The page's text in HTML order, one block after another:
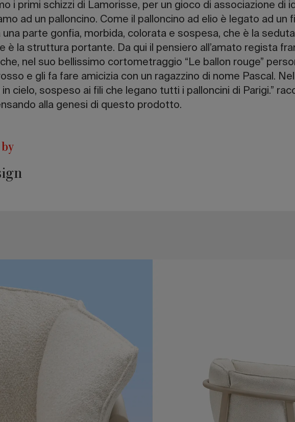
i primi schizzi di Lamorisse, per un gioco di associazione di
ad un palloncino. Come il palloncino ad elio è legato ad un
una parte gonfia, morbida, colorata e sospesa, che è la
è la struttura portante. Da qui il pensiero all’amato regista
nel suo bellissimo cortometraggio “Le ballon rouge”
e gli fa fare amicizia con un ragazzino di nome Pascal.
in cielo, sospeso ai fili che legano tutti i palloncini di Parigi.”
alla genesi di questo prodotto.